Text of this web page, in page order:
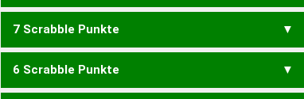
ACHS ASCH CASH HALM
7 Scrabble Punkte
ACH MALS SALM
6 Scrabble Punkte